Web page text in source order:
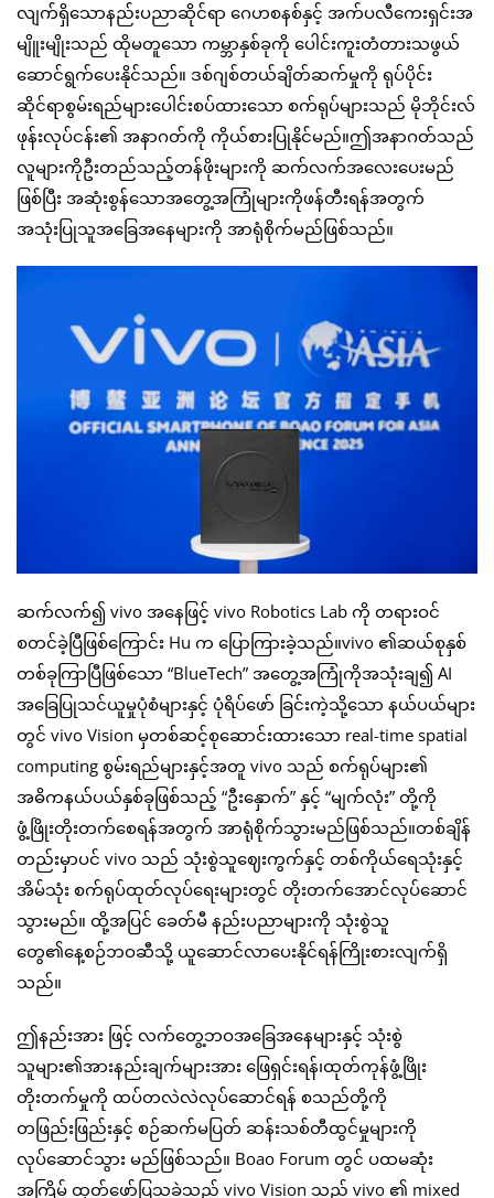
လျက်ရှိသောနည်းပညာဆိုင်ရာ ဂေဟစနစ်နှင့် အက်ပလီကေးရှင်းအ
မျိူးမျိုးသည် ထိုမတူသော ကမ္ဘာနှစ်ခုကို ပေါင်းကူးတံတားသဖွယ်
ဆောင်ရွက်ပေးနိုင်သည်။ ဒစ်ဂျစ်တယ်ချိတ်ဆက်မှုကို ရုပ်ပိုင်း
ဆိုင်ရာစွမ်းရည်များပေါင်းစပ်ထားသော စက်ရုပ်များသည် မိုဘိုင်းလ်
ဖုန်းလုပ်ငန်း၏ အနာဂတ်ကို ကိုယ်စားပြုနိုင်မည်။ဤအနာဂတ်သည်
လူများကိုဦးတည်သည့်တန်ဖိုးများကို ဆက်လက်အလေးပေးမည်
ဖြစ်ပြီး အဆုံးစွန်သောအတွေ့အကြုံများကိုဖန်တီးရန်အတွက်
အသုံးပြုသူအခြေအနေများကို အာရုံစိုက်မည်ဖြစ်သည်။
ဆက်လက်၍ vivo အနေဖြင့် vivo Robotics Lab ကို တရားဝင်
စတင်ခဲ့ပြီဖြစ်ကြောင်း Hu က ပြောကြားခဲ့သည်။vivo ၏ဆယ်စုနှစ်
တစ်ခုကြာပြီဖြစ်သော “BlueTech” အတွေ့အကြုံကိုအသုံးချ၍ AI
အခြေပြုသင်ယူမှုပုံစံများနှင့် ပုံရိပ်ဖော် ခြင်းကဲ့သို့သော နယ်ပယ်များ
တွင် vivo Vision မှတစ်ဆင့်စုဆောင်းထားသော real-time spatial
computing စွမ်းရည်များနှင့်အတူ vivo သည် စက်ရုပ်များ၏
အဓိကနယ်ပယ်နှစ်ခုဖြစ်သည့် “ဦးနှောက်” နှင့် “မျက်လုံး” တို့ကို
ဖွံ့ဖြိုးတိုးတက်စေရန်အတွက် အာရုံစိုက်သွားမည်ဖြစ်သည်။တစ်ချိန်
တည်းမှာပင် vivo သည် သုံးစွဲသူဈေးကွက်နှင့် တစ်ကိုယ်ရေသုံးနှင့်
အိမ်သုံး စက်ရုပ်ထုတ်လုပ်ရေးများတွင် တိုးတက်အောင်လုပ်ဆောင်
သွားမည်။ ထို့အပြင် ခေတ်မီ နည်းပညာများကို သုံးစွဲသူ
တွေ၏နေ့စဉ်ဘဝဆီသို့ ယူဆောင်လာပေးနိုင်ရန်ကြိုးစားလျက်ရှိ
သည်။
ဤနည်းအား ဖြင့် လက်တွေ့ဘဝအခြေအနေများနှင့် သုံးစွဲ
သူများ၏အားနည်းချက်များအား ဖြေရှင်းရန်၊ထုတ်ကုန်ဖွံ့ဖြိုး
တိုးတက်မှုကို ထပ်တလဲလဲလုပ်ဆောင်ရန် စသည်တို့ကို
တဖြည်းဖြည်းနှင့် စဉ်ဆက်မပြတ် ဆန်းသစ်တီထွင်မှုများကို
လုပ်ဆောင်သွား မည်ဖြစ်သည်။ Boao Forum တွင် ပထမဆုံး
အကြိမ် ထုတ်ဖော်ပြသခဲ့သည့် vivo Vision သည် vivo ၏ mixed